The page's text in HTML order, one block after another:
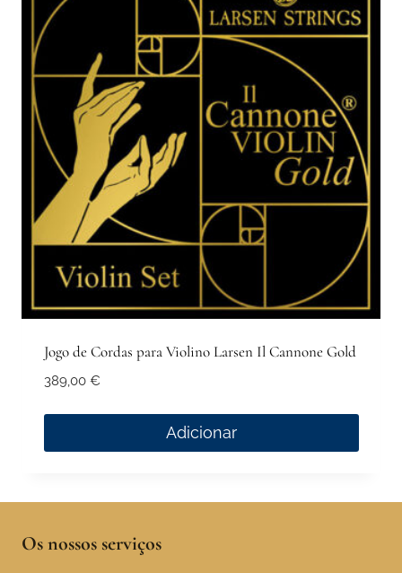
Jogo de Cordas para Violino Larsen Il Cannone Gold
389,00 €
Adicionar
Os nossos serviços